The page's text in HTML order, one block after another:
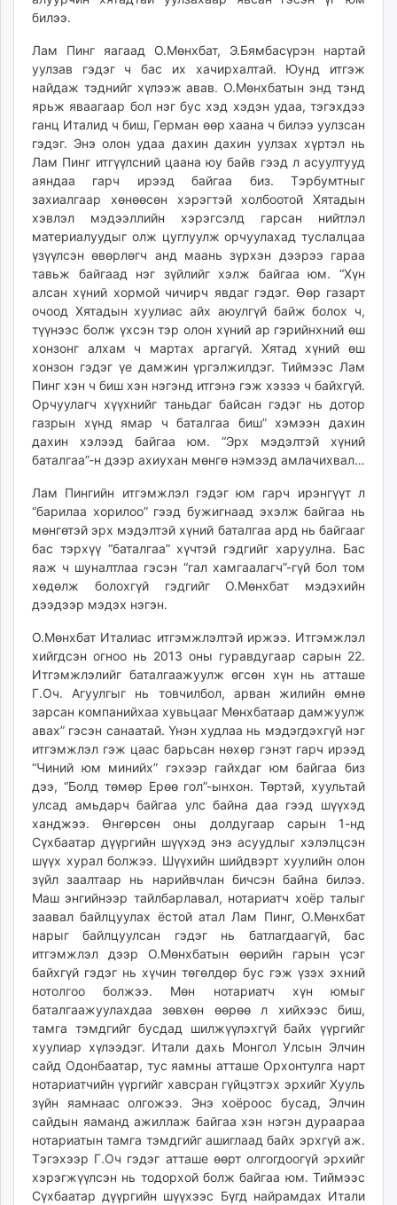
билээ.
Лам Пинг яагаад О.Мөнхбат, Э.Бямбасүрэн нартай
уулзав гэдэг ч бас их хачирхалтай. Юунд итгэж
найдаж тэднийг хүлээж авав. О.Мөнхбатын энд тэнд
ярьж яваагаар бол нэг бус хэд хэдэн удаа, тэгэхдээ
ганц Италид ч биш, Герман өөр хаана ч билээ уулзсан
гэдэг. Энэ олон удаа дахин дахин уулзах хүртэл нь
Лам Пинг итгүүлсний цаана юу байв гээд л асуултууд
аяндаа гарч ирээд байгаа биз. Тэрбумтныг
захиалгаар хөнөөсөн хэрэгтэй холбоотой Хятадын
хэв­лэл мэдээллийн хэрэгсэлд гар­сан нийтлэл
материалуудыг олж цуглуулж орчуулахад туслалцаа
үзүүлсэн өвөрлөгч анд маань зүрхэн дээрээ гараа
тавьж байгаад нэг зүйлийг хэлж байгаа юм. “Хүн
алсан хүний хормой чичирч явдаг гэдэг. Өөр газарт
очоод Хятадын хуулиас айх аюулгүй байж болох ч,
түүнээс болж үхсэн тэр олон хүний ар гэрийнхний өш
хонзонг алхам ч мартах аргагүй. Хятад хүний өш
хонзон гэдэг үе дамжин үргэлжилдэг. Тиймээс Лам
Пинг хэн ч биш хэн нэгэнд итгэнэ гэж хэзээ ч байхгүй.
Орчуулагч хүүхнийг таньдаг байсан гэдэг нь дотор
газрын хүнд ямар ч баталгаа биш” хэмээн дахин
дахин хэлээд байгаа юм. “Эрх мэдэлтэй хүний
баталгаа”-н дээр ахиухан мөнгө нэмээд амлачихвал…
Лам Пингийн итгэмжлэл гэдэг юм гарч ирэнгүүт л
“барилаа хорилоо” гээд бужигнаад эхэлж байгаа нь
мөнгөтэй эрх мэдэлтэй хүний баталгаа ард нь байгааг
бас тэрхүү “баталгаа” хүчтэй гэдгийг харуулна. Бас
яаж ч шуналтлаа гэсэн “гал хамгаалагч”-гүй бол том
хөдөлж болохгүй гэдгийг О.Мөнхбат мэдэхийн
дээдээр мэдэх нэгэн.
О.Мөнхбат Италиас итгэмж­лэлтэй иржээ. Итгэмжлэл
хийгдсэн огноо нь 2013 оны гуравдугаар сарын 22.
Итгэмжлэлийг батал­гаажуулж өгсөн хүн нь атташе
Г.Оч. Агуулгыг нь товчилбол, арван жилийн өмнө
зарсан компанийхаа хувьцааг Мөнхбатаар дамжуулж
авах” гэсэн санаатай. Үнэн худлаа нь мэдэгдэхгүй нэг
итгэмжлэл гэж цаас барьсан нөхөр гэнэт гарч ирээд
“Чиний юм минийх” гэхээр гайхдаг юм байгаа биз
дээ, “Болд төмөр Ерөө гол”-ынхон. Төртэй, хуультай
улсад амьдарч байгаа улс байна даа гээд шүүхэд
ханджээ. Өнгөрсөн оны долдугаар сарын 1-нд
Сүхбаатар дүүргийн шүүхэд энэ асуудлыг хэлэлцсэн
шүүх хурал болжээ. Шүүхийн шийдвэрт хуулийн олон
зүйл заалтаар нь нарийвчлан бичсэн байна билээ.
Маш энгийнээр тайлбарлавал, нотариатч хоёр талыг
заавал байлцуулах ёстой атал Лам Пинг, О.Мөнхбат
нарыг байлцуулсан гэдэг нь батлагдаагүй, бас
итгэмжлэл дээр О.Мөнхбатын өөрийн гарын үсэг
байхгүй гэдэг нь хүчин төгөлдөр бус гэж үзэх эхний
нотолгоо болжээ. Мөн нотариатч хүн юмыг
баталгаажуулахдаа зөвхөн өөрөө л хийхээс биш,
тамга тэмдгийг бусдад шилжүүлэхгүй байх үүргийг
хуулиар хүлээдэг. Итали дахь Монгол Улсын Элчин
сайд Одонбаатар, тус яамны атташе Орхонтулга нарт
нотариатчийн үүргийг хавсран гүйцэтгэх эрхийг Хууль
зүйн яамнаас олгожээ. Энэ хоёроос бусад, Элчин
сайдын яаманд ажиллаж байгаа хэн нэгэн дураараа
нотариатын тамга тэмдгийг ашиглаад байх эрхгүй аж.
Тэгэхээр Г.Оч гэдэг атташе өөрт олгогдоогүй эрхийг
хэрэгжүүлсэн нь тодорхой болж байгаа юм. Тиймээс
Сүхбаатар дүүргийн шүүхээс Бүгд найрамдах Итали